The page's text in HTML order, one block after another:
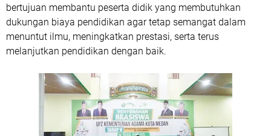
bertujuan membantu peserta didik yang membutuhkan
dukungan biaya pendidikan agar tetap semangat dalam
menuntut ilmu, meningkatkan prestasi, serta terus
melanjutkan pendidikan dengan baik.